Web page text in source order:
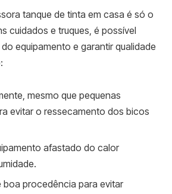
tanque de tinta em casa é só o
cuidados e truques, é possível
equipamento e garantir qualidade
mesmo que pequenas
evitar o ressecamento dos bicos
afastado do calor
boa procedência para evitar